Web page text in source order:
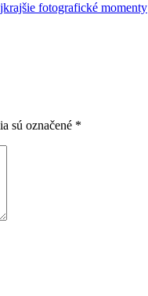
fotografické momenty
sú označené *